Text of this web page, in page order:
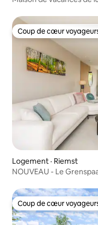
Coup de cœur
Coup de cœur
Logement · Riemst
NOUVEAU - Le
Coup de cœur
Coup de cœur